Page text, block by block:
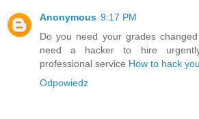
Anonymous 9:17 PM
Do you need your grades
need a hacker to hire
professional service How to hack
Odpowiedz